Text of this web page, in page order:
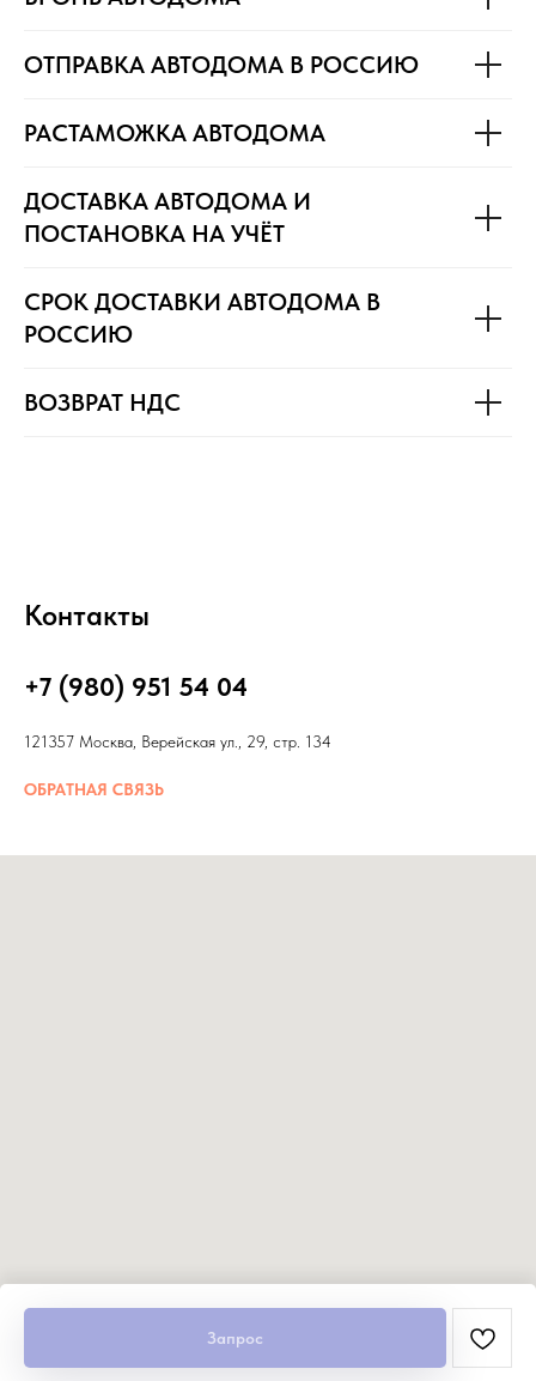
Запрос
ОТПРАВКА АВТОДОМА В РОССИЮ
РАСТАМОЖКА АВТОДОМА
ДОСТАВКА АВТОДОМА И
ПОСТАНОВКА НА УЧЁТ
СРОК ДОСТАВКИ АВТОДОМА В
РОССИЮ
ВОЗВРАТ НДС
Контакты
+7 (980) 951 54 04
121357 Москва, Верейская ул., 29, стр. 134
ОБРАТНАЯ СВЯЗЬ